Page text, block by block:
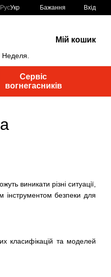
РусУкр Бажання Вхід
Мій кошик
Сервіс
вогнегасників
виникати різні ситуації,
інструментом безпеки для
класифікацій та моделей